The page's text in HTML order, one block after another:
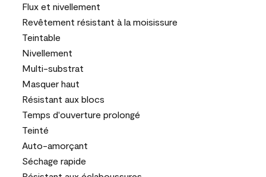
Flux et nivellement
Revêtement résistant à la moisissure
Teintable
Nivellement
Multi-substrat
Masquer haut
Résistant aux blocs
Temps d'ouverture prolongé
Teinté
Auto-amorçant
Séchage rapide